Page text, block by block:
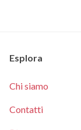
Esplora
Chi siamo
Contatti